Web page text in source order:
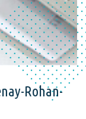
Rohan-